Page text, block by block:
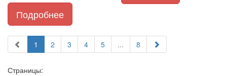
Подробнее
1 2 3 4 5 ... 8
Страницы: